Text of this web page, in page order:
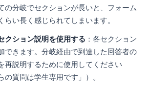
の分岐でセクションが長いと、フォーム
らい長く感じられてしまいます。
クション説明を使用する ：各セクション
できます。分岐経由で到達した回答者の
再説明するために使用してください
の質問は学生専用です」）。